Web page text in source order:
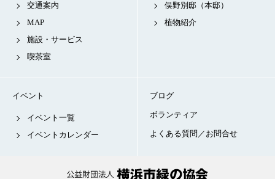
交通案内
MAP
施設・サービス
喫茶室
俣野別邸（本邸）
植物紹介
イベント
イベント一覧
イベントカレンダー
ブログ
ボランティア
よくある質問／お問合せ